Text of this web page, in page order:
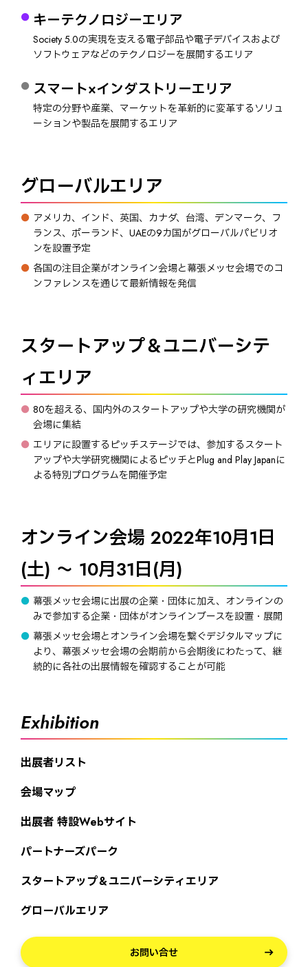
キーテクノロジーエリア
Society 5.0の実現を支える電子部品や電子デバイスおよび
ソフトウェアなどのテクノロジーを展開するエリア
スマート×インダストリーエリア
特定の分野や産業、マーケットを革新的に変革するソリュ
ーションや製品を展開するエリア
グローバルエリア
アメリカ、インド、英国、カナダ、台湾、デンマーク、フ
ランス、ポーランド、UAEの9カ国がグローバルパビリオ
ンを設置予定
各国の注目企業がオンライン会場と幕張メッセ会場でのコ
ンファレンスを通じて最新情報を発信
スタートアップ＆ユニバーシテ
ィエリア
80を超える、国内外のスタートアップや大学の研究機関が
会場に集結
エリアに設置するピッチステージでは、参加するスタート
アップや大学研究機関によるピッチとPlug and Play Japanに
よる特別プログラムを開催予定
オンライン会場 2022年10月1日
(土) ～ 10月31日(月)
幕張メッセ会場に出展の企業・団体に加え、オンラインの
みで参加する企業・団体がオンラインブースを設置・展開
幕張メッセ会場とオンライン会場を繋ぐデジタルマップに
より、幕張メッセ会場の会期前から会期後にわたって、継
続的に各社の出展情報を確認することが可能
Exhibition
出展者リスト
会場マップ
出展者 特設Webサイト
パートナーズパーク
スタートアップ＆ユニバーシティエリア
グローバルエリア
お問い合せ